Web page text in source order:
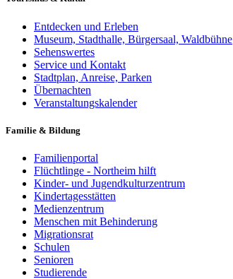
Entdecken und Erleben
Museum, Stadthalle, Bürgersaal, Waldbühne
Sehenswertes
Service und Kontakt
Stadtplan, Anreise, Parken
Übernachten
Veranstaltungskalender
Familie & Bildung
Familienportal
Flüchtlinge - Northeim hilft
Kinder- und Jugendkulturzentrum
Kindertagesstätten
Medienzentrum
Menschen mit Behinderung
Migrationsrat
Schulen
Senioren
Studierende